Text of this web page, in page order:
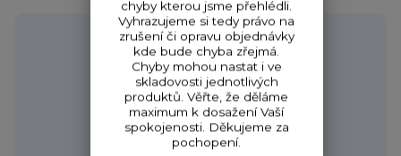
Potřebujete poradit?
Zákaznická podpora HONZA
+420 720 256 434
(Po-Čt 9-17 hod.,Pá 9-18 hod.)
chyby kterou jsme přehlédli.
Vyhrazujeme si tedy právo na
zrušení či opravu objednávky
kde bude chyba zřejmá.
Chyby mohou nastat i ve
skladovosti jednotlivých
produktů. Věřte, že děláme
maximum k dosažení Vaší
spokojenosti. Děkujeme za
pochopení.